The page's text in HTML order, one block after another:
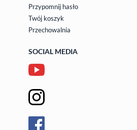
Przypomnij hasło
Twój koszyk
Przechowalnia
SOCIAL MEDIA